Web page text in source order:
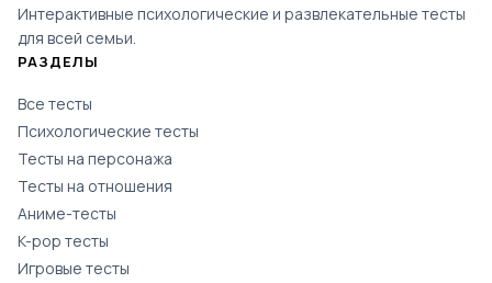
Интерактивные психологические и развлекательные тесты
для всей семьи.
РАЗДЕЛЫ
Все тесты
Психологические тесты
Тесты на персонажа
Тесты на отношения
Аниме-тесты
K-pop тесты
Игровые тесты